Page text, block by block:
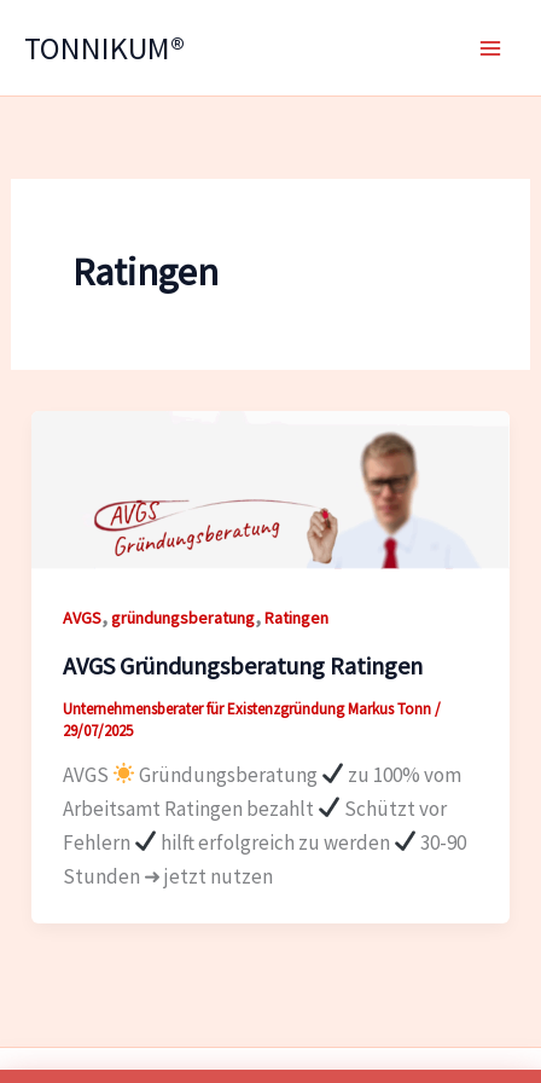
InhaltTONNIKUM®
Ratingen
AVGS,gründungsberatung,Ratingen
AVGS Gründungsberatung Ratingen
Unternehmensberater für Existenzgründung Markus Tonn/
29/07/2025
AVGS Gründungsberatung
zu 100% vom
Arbeitsamt Ratingen bezahlt
Schützt vor
Fehlern
hilft erfolgreich zu werden
30-90
Stunden ➜ jetzt nutzen